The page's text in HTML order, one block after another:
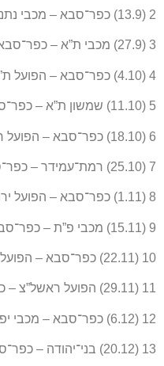
2 (13.9) כפר־סבא – מכבי נתניה 1:1 (יאני 84)
3 (27.9) מכבי ת”א – כפר־סבא 1:2 (מימוני 55)
4 (4.10) כפר־סבא – הפועל ת”א 1:1 (מימוני 43)
5 (11.10) שמשון ת”א – כפר־סבא 0:1
6 (18.10) כפר־סבא – הפועל ר”ג 1:2 (דורי אלמוג 35, פוגל 39)
7 (25.10) רמת־עמידר – כפר־סבא 0:0
8 (1.11) כפר־סבא – הפועל ירושלים 1:2 (אבנר גולסה 23, מימוני 27)
9 (15.11) מכבי פ”ת – כפר־סבא 2:3 (מימוני 4, יאני 30)
10 (22.11) כפר־סבא – הפועל פ”ת 0:1 (מימוני 35)
11 (29.11) הפועל ראשל”צ – כפר־סבא 1:2 (אלמוג 81)
12 (6.12) כפר־סבא – מכבי יפו 0:1 (גולסה 10)
13 (20.12) בני־יהודה – כפר־סבא 1:3 (גולסה 11)